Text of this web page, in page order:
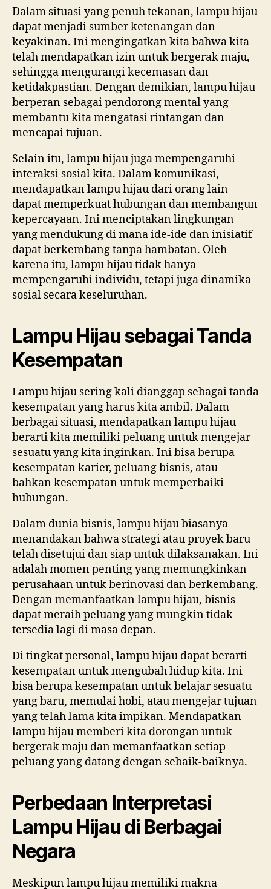
Dalam situasi yang penuh tekanan, lampu hijau
dapat menjadi sumber ketenangan dan
keyakinan. Ini mengingatkan kita bahwa kita
telah mendapatkan izin untuk bergerak maju,
sehingga mengurangi kecemasan dan
ketidakpastian. Dengan demikian, lampu hijau
berperan sebagai pendorong mental yang
membantu kita mengatasi rintangan dan
mencapai tujuan.
Selain itu, lampu hijau juga mempengaruhi
interaksi sosial kita. Dalam komunikasi,
mendapatkan lampu hijau dari orang lain
dapat memperkuat hubungan dan membangun
kepercayaan. Ini menciptakan lingkungan
yang mendukung di mana ide-ide dan inisiatif
dapat berkembang tanpa hambatan. Oleh
karena itu, lampu hijau tidak hanya
mempengaruhi individu, tetapi juga dinamika
sosial secara keseluruhan.
Lampu Hijau sebagai Tanda
Kesempatan
Lampu hijau sering kali dianggap sebagai tanda
kesempatan yang harus kita ambil. Dalam
berbagai situasi, mendapatkan lampu hijau
berarti kita memiliki peluang untuk mengejar
sesuatu yang kita inginkan. Ini bisa berupa
kesempatan karier, peluang bisnis, atau
bahkan kesempatan untuk memperbaiki
hubungan.
Dalam dunia bisnis, lampu hijau biasanya
menandakan bahwa strategi atau proyek baru
telah disetujui dan siap untuk dilaksanakan. Ini
adalah momen penting yang memungkinkan
perusahaan untuk berinovasi dan berkembang.
Dengan memanfaatkan lampu hijau, bisnis
dapat meraih peluang yang mungkin tidak
tersedia lagi di masa depan.
Di tingkat personal, lampu hijau dapat berarti
kesempatan untuk mengubah hidup kita. Ini
bisa berupa kesempatan untuk belajar sesuatu
yang baru, memulai hobi, atau mengejar tujuan
yang telah lama kita impikan. Mendapatkan
lampu hijau memberi kita dorongan untuk
bergerak maju dan memanfaatkan setiap
peluang yang datang dengan sebaik-baiknya.
Perbedaan Interpretasi
Lampu Hijau di Berbagai
Negara
Meskipun lampu hijau memiliki makna